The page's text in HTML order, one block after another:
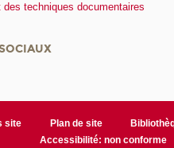
des techniques documentaires
site Plan de site
Accessibilité: non conforme